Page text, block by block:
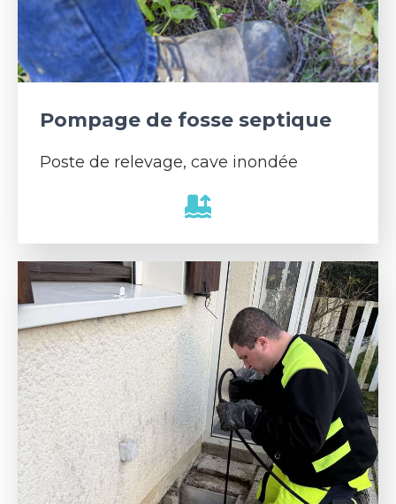
Pompage de fosse septique
Poste de relevage, cave inondée